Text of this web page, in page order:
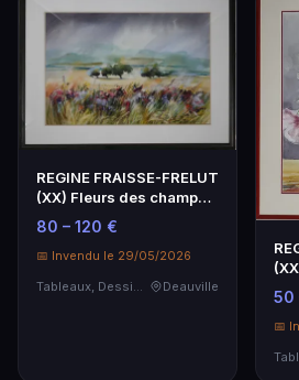
REGINE FRAISSE-FRELUT
(XX) Fleurs des champs,
aquarelle sign…
80 – 120 €
📅 Invendu le 29/05/2026
Deauville
50
📅